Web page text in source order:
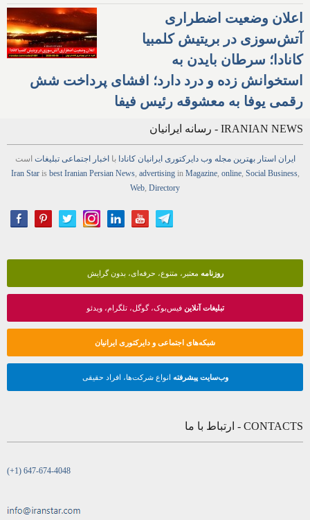
اعلان وضعیت اضطراری
آتش‌سوزی در بریتیش کلمبیا
کانادا؛ سرطان بایدن به
استخوانش زده و درد دارد؛ افشای پرداخت شش
رقمی یوفا به معشوقه رئیس فیفا
IRANIAN NEWS - رسانه ایرانیان
ایران استار بهترین مجله وب دایرکتوری ایرانیان کانادا بااخبار اجتماعی تبلیغات است
Iran Staris best Iranian Persian News, advertisingin Magazine, online, Social Business,
Web Directory
روزنامه معتبر، متنوع، حرفه‌ای، بدون گرایش
تبلیغات آنلاینفیس‌بوک، گوگل، تلگرام، ویدئو
شبکه‌های اجتماعی و دایرکتوری ایرانیان
وب‌سایت پیشرفته انواع شرکت‌ها، افراد حقیقی
CONTACTS - ارتباط با ما
(+1) 647-674-4048